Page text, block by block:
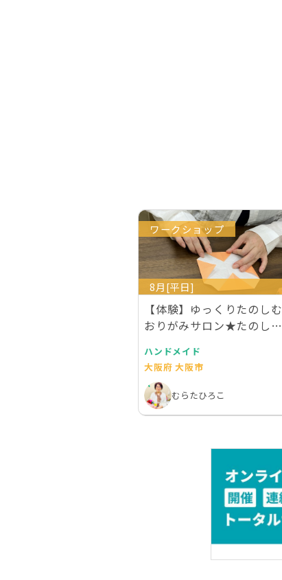
ワークショップ
8月[平日]
【体験】ゆっくりたのしむ
おりがみサロン★たのしい
ハンドメイド
大阪府 大阪市
むらたひろこ